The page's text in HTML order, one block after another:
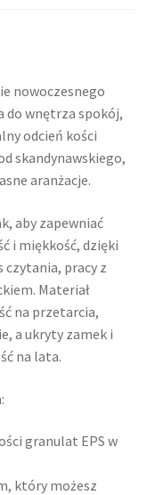
nowoczesnego
do wnętrza spokój,
odcień kości
skandynawskiego,
aranżacje.
aby zapewniać
i miękkość, dzięki
czytania, pracy z
Materiał
na przetarcia,
a ukryty zamek i
na lata.
granulat EPS w
który możesz